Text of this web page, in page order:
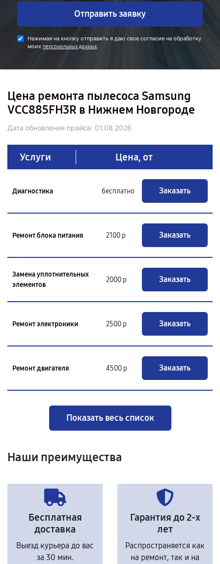
Отправить заявку
Нажимая на кнопку отправить я даю свое согласие на обработку
моих персональных данных.
Цена ремонта пылесоса Samsung
VCC885FH3R в Нижнем Новгороде
Дата обновления прайса: 01.08.2026
Услуги Цена, от
Диагностика бесплатно Заказать
Ремонт блока питания 2100 р Заказать
Замена уплотнительных
элементов
2000 р Заказать
Ремонт электроники 2500 р Заказать
Ремонт двигателя 4500 р Заказать
Показать весь список
Наши преимущества
Бесплатная
доставка
Выезд курьера до вас
за 30 мин.
Гарантия до 2-х
лет
Распространяется как
на ремонт, так и на